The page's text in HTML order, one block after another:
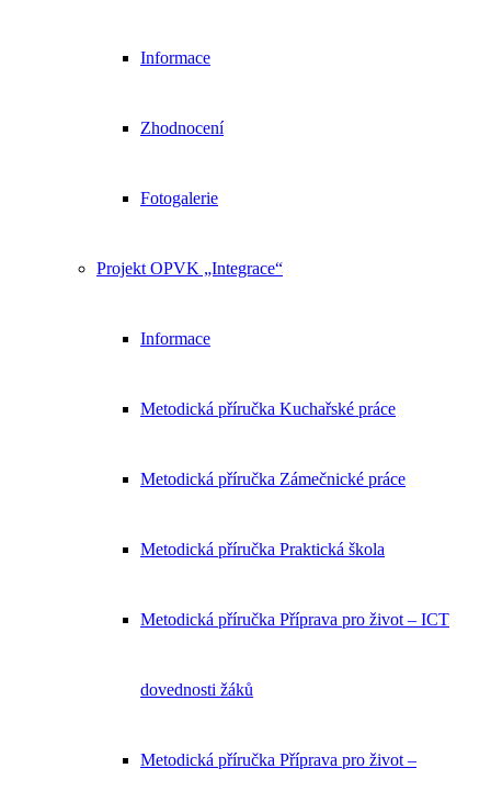
Informace
Zhodnocení
Fotogalerie
Projekt OPVK „Integrace“
Informace
Metodická příručka Kuchařské práce
Metodická příručka Zámečnické práce
Metodická příručka Praktická škola
Metodická příručka Příprava pro život – ICT
dovednosti žáků
Metodická příručka Příprava pro život –